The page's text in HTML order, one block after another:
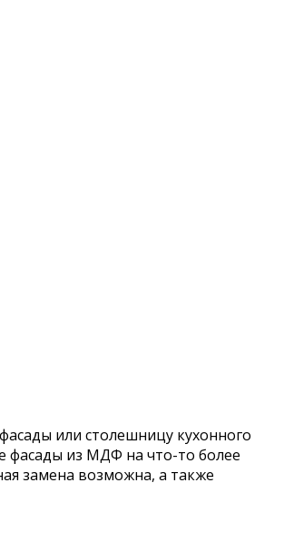
или столешницу кухонного
фасады из МДФ на что-то более
замена возможна, а также